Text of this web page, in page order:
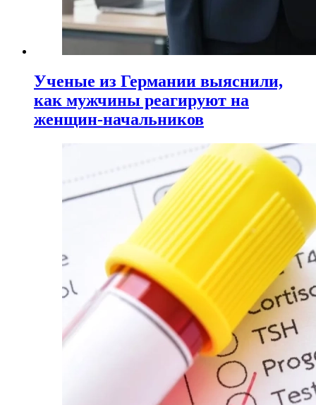
Ученые из Германии выяснили,
как мужчины реагируют на
женщин-начальников